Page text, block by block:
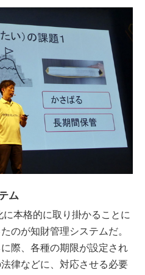
ム
本格的に取り掛かることに
のが知財管理システムだ。
際、各種の期限が設定され
律などに、対応させる必要